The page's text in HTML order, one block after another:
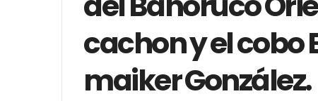
cachon y el
maiker González.